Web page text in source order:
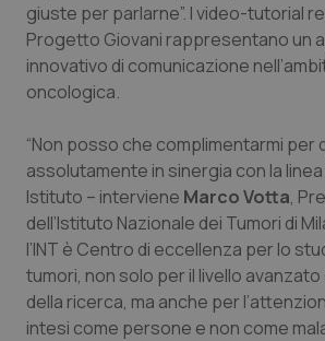
Sardegna
Sicilia
Toscana
Umbria
Valle D’Aosta
Veneto
Malattia di Crohn &
Neuroscienze & patologie
Oftalmologia
Oncodermatologia
Oncoematologia
giuste per parlarne”. I video-tutorial
Progetto Giovani rappresentano un
innovativo di comunicazione
oncologica.
“Non posso che complimentarmi per
assolutamente in sinergia con la
Istituto – interviene Marco Votta,
dell’Istituto Nazionale dei Tumori di
l’INT è Centro di eccellenza per lo
tumori, non solo per il livello
della ricerca, ma anche per
intesi come persone e non come